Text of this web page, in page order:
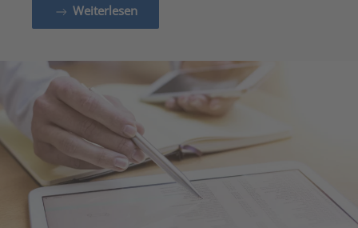
Weiterlesen